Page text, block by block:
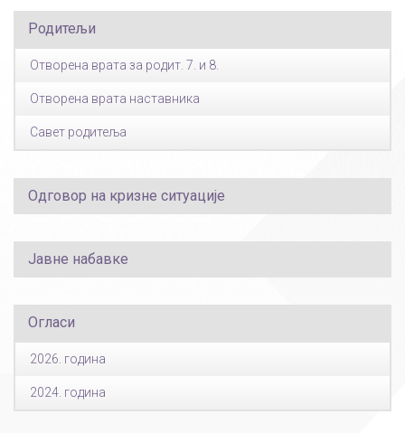
Родитељи
Отворена врата за родит. 7. и 8.
Отворена врата наставника
Савет родитеља
Одговор на кризне ситуације
Јавне набавке
Огласи
2026. година
2024. година